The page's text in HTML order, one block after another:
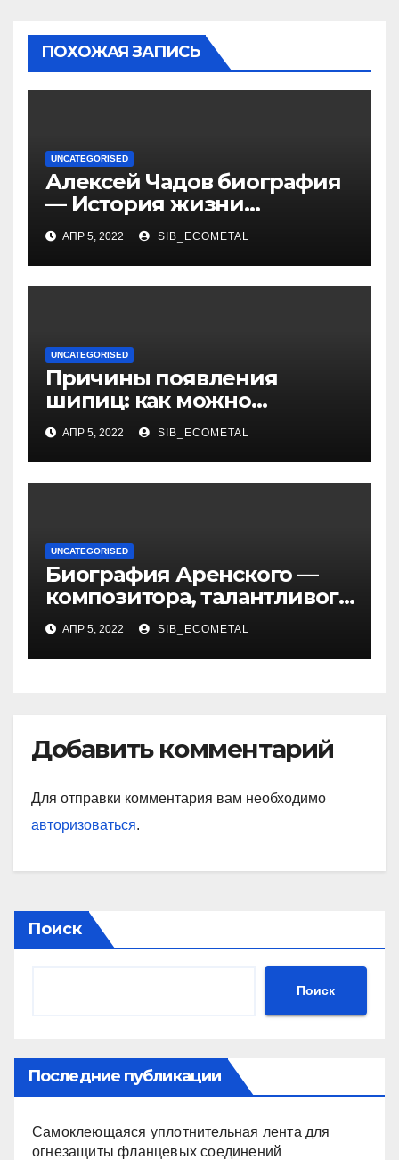
ПОХОЖАЯ ЗАПИСЬ
UNCATEGORISED
Алексей Чадов биография
— История жизни
российского актера
АПР 5, 2022 SIB_ECOMETAL
UNCATEGORISED
Причины появления
шипиц: как можно
заразиться вирусом
АПР 5, 2022 SIB_ECOMETAL
UNCATEGORISED
Биография Аренского —
композитора, талантливого
музыканта и педагога
АПР 5, 2022 SIB_ECOMETAL
Добавить комментарий
Для отправки комментария вам необходимо
авторизоваться.
Поиск
Поиск
Последние публикации
Самоклеющаяся уплотнительная лента для
огнезащиты фланцевых соединений